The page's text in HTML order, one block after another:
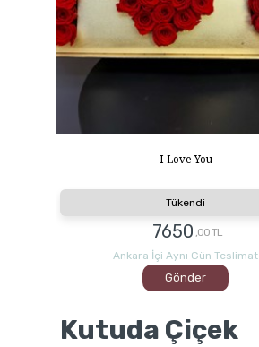
I Love You
Tükendi
7650 ,00 TL
Ankara İçi Aynı Gün Teslimat
Gönder
Kutuda Çiçek